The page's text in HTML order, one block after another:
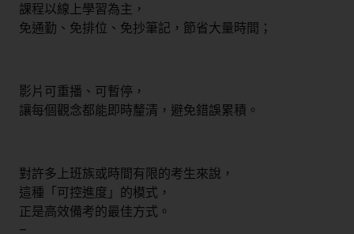
課程以線上學習為主，
免通勤、免排位、免抄筆記，節省大量時間；
影片可重播、可暫停，
讓每個觀念都能即時釐清，避免錯誤累積。
對許多上班族或時間有限的考生來說，
這種「可控進度」的模式，
正是高效備考的最佳方式。
–